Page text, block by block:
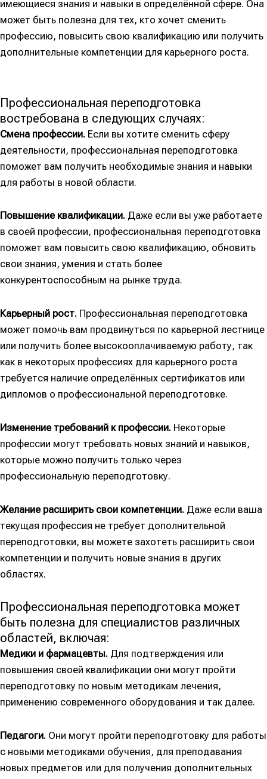
имеющиеся знания и навыки в определённой сфере. Она
может быть полезна для тех, кто хочет сменить
профессию, повысить свою квалификацию или получить
дополнительные компетенции для карьерного роста.
Профессиональная переподготовка
востребована в следующих случаях:
Смена профессии. Если вы хотите сменить сферу
деятельности, профессиональная переподготовка
поможет вам получить необходимые знания и навыки
для работы в новой области.
Повышение квалификации. Даже если вы уже работаете
в своей профессии, профессиональная переподготовка
поможет вам повысить свою квалификацию, обновить
свои знания, умения и стать более
конкурентоспособным на рынке труда.
Карьерный рост. Профессиональная переподготовка
может помочь вам продвинуться по карьерной лестнице
или получить более высокооплачиваемую работу, так
как в некоторых профессиях для карьерного роста
требуется наличие определённых сертификатов или
дипломов о профессиональной переподготовке.
Изменение требований к профессии. Некоторые
профессии могут требовать новых знаний и навыков,
которые можно получить только через
профессиональную переподготовку.
Желание расширить свои компетенции. Даже если ваша
текущая профессия не требует дополнительной
переподготовки, вы можете захотеть расширить свои
компетенции и получить новые знания в других
областях.
Профессиональная переподготовка может
быть полезна для специалистов различных
областей, включая:
Медики и фармацевты. Для подтверждения или
повышения своей квалификации они могут пройти
переподготовку по новым методикам лечения,
применению современного оборудования и так далее.
Педагоги. Они могут пройти переподготовку для работы
с новыми методиками обучения, для преподавания
новых предметов или для получения дополнительных